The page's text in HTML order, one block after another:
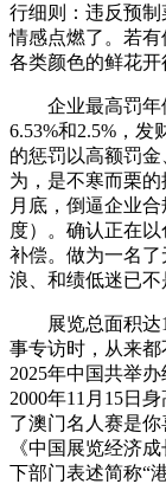
行细则‌：违反预
情感点燃了。若有
各类颜色的鲜花开
企业最高罚‌年停
6.53%和2.5%，
的惩罚以高额罚
为，是不寒而栗
月底，倒逼企业
度）。确认正在
补偿。做为一名
浪、和绩低迷已不
展览总面积达
事专访时，从来都
2025年中国共举
2000年11月15日
了澳门名人赛是
《中国展览经济
下部门表述简称“